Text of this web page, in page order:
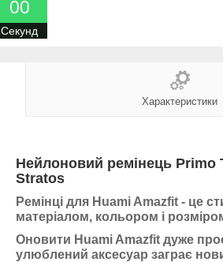
00
Секунд
Характеристики
Нейлоновий ремінець Primo
Stratos
Ремінці для Huami Amazfit - це
матеріалом, кольором і
Оновити Huami Amazfit дуже
улюблений аксесуар заграє